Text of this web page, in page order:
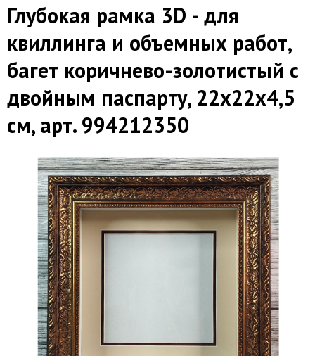
Глубокая рамка 3D - для
квиллинга и объемных работ,
багет коричнево-золотистый с
двойным паспарту, 22х22х4,5
см, арт. 994212350